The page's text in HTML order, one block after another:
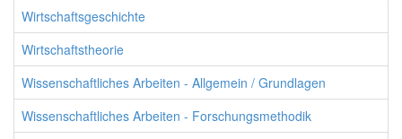
Wirtschaftsgeschichte
Wirtschaftstheorie
Wissenschaftliches Arbeiten - Allgemein / Grundlagen
Wissenschaftliches Arbeiten - Forschungsmethodik